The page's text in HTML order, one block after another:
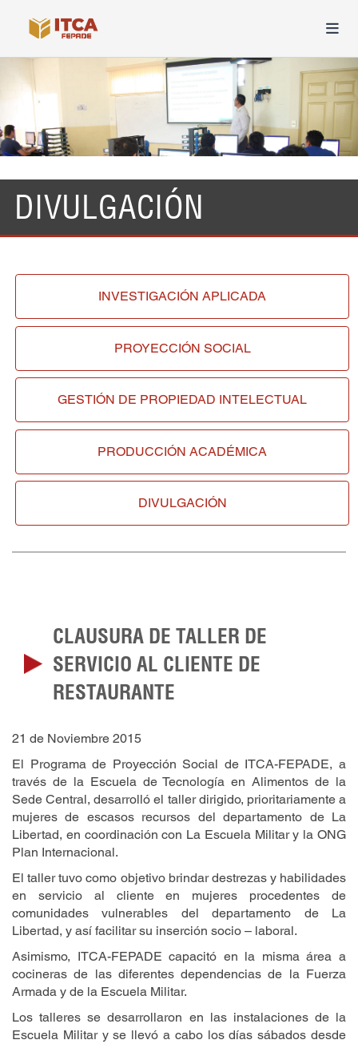
DIVULGACIÓN
INVESTIGACIÓNAPLICADA
PROYECCIÓN SOCIAL
GESTIÓN DE PROPIEDAD INTELECTUAL
PRODUCCIÓN ACADÉMICA
DIVULGACIÓN
CLAUSURA DE TALLER DE
SERVICIO AL CLIENTE DE
RESTAURANTE
21 de Noviembre 2015
El Programa de Proyección Social de ITCA-FEPADE, a
través de la Escuela de Tecnología en Alimentos de la
Sede Central, desarrolló el taller dirigido, prioritariamente a
mujeres de escasos recursos del departamento de La
Libertad, en coordinación con La Escuela Militar y la ONG
Plan Internacional.
El taller tuvo como objetivo brindar destrezas y habilidades
en servicio al cliente en mujeres procedentes de
comunidades vulnerables del departamento de La
Libertad, y así facilitar su inserción socio – laboral.
Asimismo, ITCA-FEPADE capacitó en la misma área a
cocineras de las diferentes dependencias de la Fuerza
Armada y de la Escuela Militar.
Los talleres se desarrollaron en las instalaciones de la
Escuela Militar y se llevó a cabo los días sábados desde